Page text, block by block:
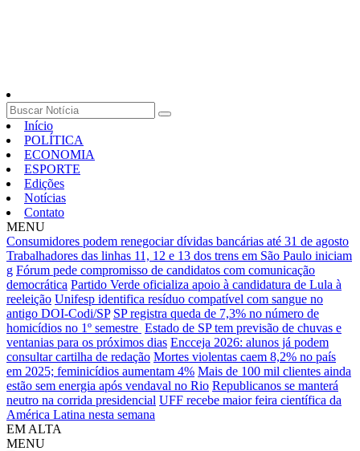
Início
POLÍTICA
ECONOMIA
ESPORTE
Edições
Notícias
Contato
MENU
Consumidores podem renegociar dívidas bancárias até 31 de agosto
Trabalhadores das linhas 11, 12 e 13 dos trens em São Paulo iniciam
g Fórum pede compromisso de candidatos com comunicação
democrática Partido Verde oficializa apoio à candidatura de Lula à
reeleição Unifesp identifica resíduo compatível com sangue no
antigo DOI-Codi/SP SP registra queda de 7,3% no número de
homicídios no 1º semestre Estado de SP tem previsão de chuvas e
ventanias para os próximos dias Encceja 2026: alunos já podem
consultar cartilha de redação Mortes violentas caem 8,2% no país
em 2025; feminicídios aumentam 4% Mais de 100 mil clientes ainda
estão sem energia após vendaval no Rio Republicanos se manterá
neutro na corrida presidencial UFF recebe maior feira científica da
América Latina nesta semana
EM ALTA
MENU